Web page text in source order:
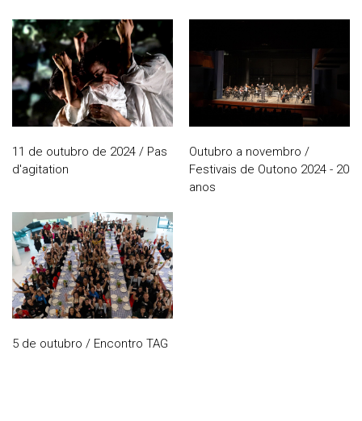
11 de outubro de 2024 / Pas
d'agitation
Outubro a novembro /
Festivais de Outono 2024 - 20
anos
5 de outubro / Encontro TAG